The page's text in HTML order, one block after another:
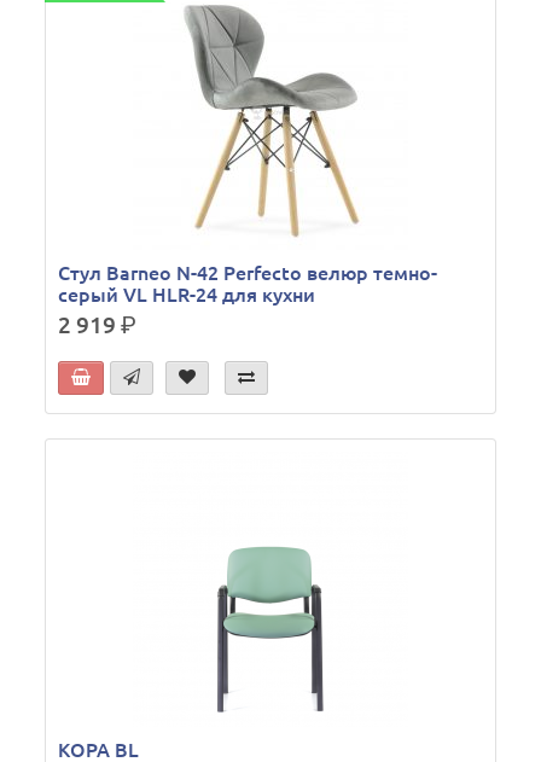
Стул Barneo N-42 Perfecto велюр темно-
серый VL HLR-24 для кухни
2 919р.
КОРА BL